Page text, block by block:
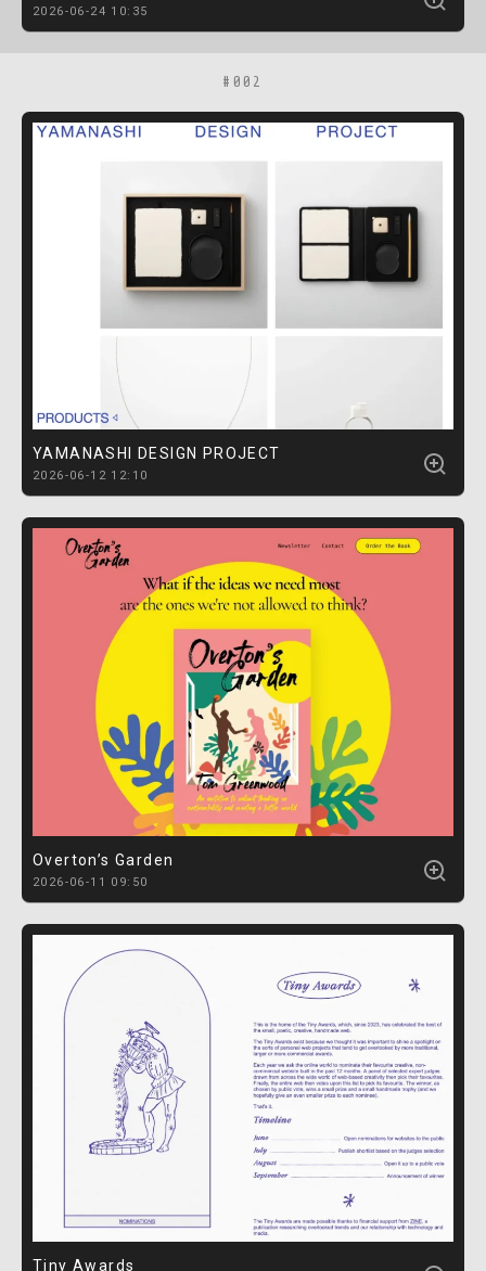
2026-06-24 10:35
YAMANASHI DESIGN PROJECT
2026-06-12 12:10
Overton’s Garden
2026-06-11 09:50
Tiny Awards